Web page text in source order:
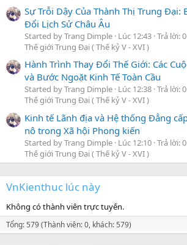
Sự Trỗi Dậy Của Thành Thị Trung Đại:
Đổi Lịch Sử Châu Âu
Started by Trang Dimple Lúc 12:43 Trả lời: 0
Thế giới Trung Đại ( Thế kỷ V - XVI )
Hành Trình Thay Đổi Thế Giới: Các
và Bước Ngoặt Kinh Tế Toàn Cầu
Started by Trang Dimple Lúc 12:38 Trả lời: 0
Thế giới Trung Đại ( Thế kỷ V - XVI )
Kinh tế Lãnh địa và Hệ thống Đẳng
nô trong Xã hội Phong kiến
Started by Trang Dimple Lúc 12:10 Trả lời: 0
Thế giới Trung Đại ( Thế kỷ V - XVI )
VnKienthuc lúc này
Không có thành viên trực tuyến.
Tổng: 579 (Thành viên: 0, khách: 579)